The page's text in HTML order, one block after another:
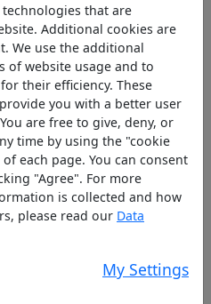
zu
abgestimmt
eigenen
von der Planung
Ausführung
that are
Additional cookies are
We use the additional
of website usage and to
their efficiency. These
you with a better user
are free to give, deny, or
time by using the "cookie
each page. You can consent
"Agree". For more
is collected and how
please read our Data
My Settings